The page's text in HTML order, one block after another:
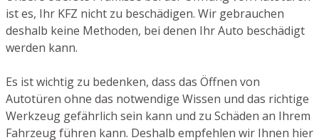
ist es, Ihr KFZ nicht zu beschädigen. Wir gebrauchen
deshalb keine Methoden, bei denen Ihr Auto beschädigt
werden kann.
Es ist wichtig zu bedenken, dass das Öffnen von
Autotüren ohne das notwendige Wissen und das richtige
Werkzeug gefährlich sein kann und zu Schäden an Ihrem
Fahrzeug führen kann. Deshalb empfehlen wir Ihnen hier